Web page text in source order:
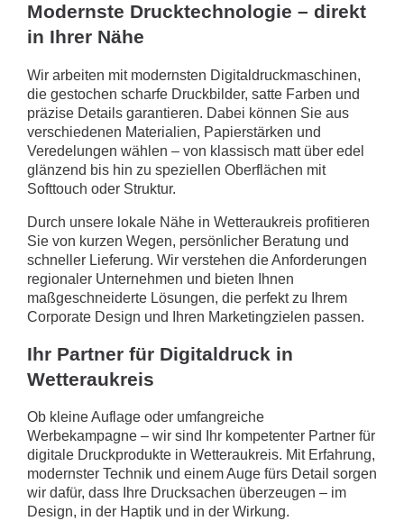
Modernste Drucktechnologie – direkt
in Ihrer Nähe
Wir arbeiten mit modernsten Digitaldruckmaschinen,
die gestochen scharfe Druckbilder, satte Farben und
präzise Details garantieren. Dabei können Sie aus
verschiedenen Materialien, Papierstärken und
Veredelungen wählen – von klassisch matt über edel
glänzend bis hin zu speziellen Oberflächen mit
Softtouch oder Struktur.
Durch unsere lokale Nähe in Wetteraukreis profitieren
Sie von kurzen Wegen, persönlicher Beratung und
schneller Lieferung. Wir verstehen die Anforderungen
regionaler Unternehmen und bieten Ihnen
maßgeschneiderte Lösungen, die perfekt zu Ihrem
Corporate Design und Ihren Marketingzielen passen.
Ihr Partner für Digitaldruck in
Wetteraukreis
Ob kleine Auflage oder umfangreiche
Werbekampagne – wir sind Ihr kompetenter Partner für
digitale Druckprodukte in Wetteraukreis. Mit Erfahrung,
modernster Technik und einem Auge fürs Detail sorgen
wir dafür, dass Ihre Drucksachen überzeugen – im
Design, in der Haptik und in der Wirkung.